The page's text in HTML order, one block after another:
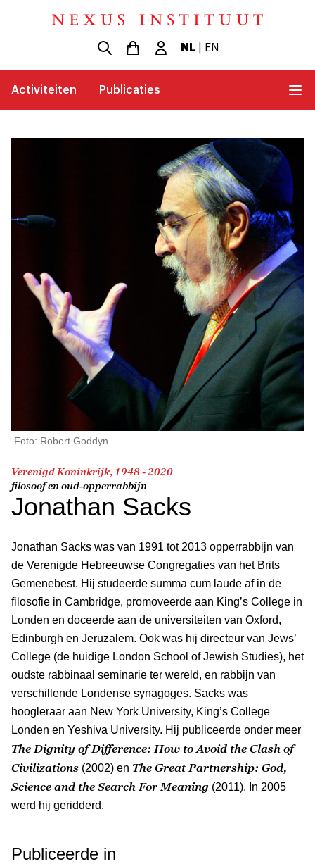
NL| EN
Activiteiten Publicaties
Foto: Robert Goddyn
Verenigd Koninkrijk, 1948 - 2020
filosoof en oud-opperrabbijn
Jonathan Sacks
Jonathan Sacks was van 1991 tot 2013 opperrabbijn van
de Verenigde Hebreeuwse Congregaties van het Brits
Gemenebest. Hij studeerde summa cum laude af in de
filosofie in Cambridge, promoveerde aan King’s College in
Londen en doceerde aan de universiteiten van Oxford,
Edinburgh en Jeruzalem. Ook was hij directeur van Jews’
College (de huidige London School of Jewish Studies), het
oudste rabbinaal seminarie ter wereld, en rabbijn van
verschillende Londense synagoges. Sacks was
hoogleraar aan New York University, King’s College
Londen en Yeshiva University. Hij publiceerde onder meer
The Dignity of Difference: How to Avoid the Clash of
Civilizations (2002) en The Great Partnership: God,
Science and the Search For Meaning (2011). In 2005
werd hij geridderd.
Publiceerde in